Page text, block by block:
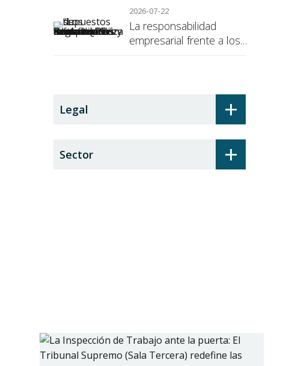
2026-07-22
La responsabilidad
empresarial frente a los
+
Legal
+
Sector